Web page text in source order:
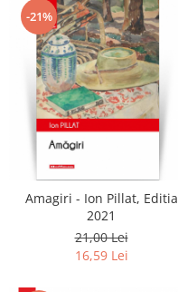
-21%
Amagiri - Ion Pillat, Editia
2021
21,00 Lei
16,59 Lei